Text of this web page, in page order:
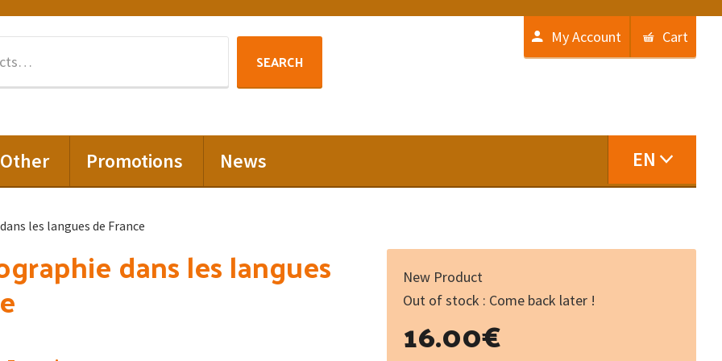
SEARCH
My Account Cart
Other Promotions News EN
les langues de France
dans les langues
New Product
Out of stock : Come back later !
16.00€